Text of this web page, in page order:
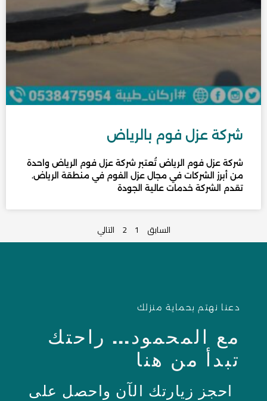
شركة عزل فوم بالرياض
شركة عزل فوم الرياض تُعتبر شركة عزل فوم الرياض واحدة
من أبرز الشركات في مجال عزل الفوم في منطقة الرياض.
تقدم الشركة خدمات عالية الجودة
السابق 1
2 التالي
دعنا نهتم بحماية منزلك
مع المحمود... راحتك
تبدأ من هنا
احجز زيارتك الآن واحصل على